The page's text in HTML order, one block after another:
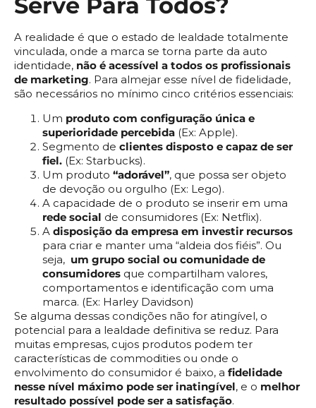
Serve Para Todos?
A realidade é que o estado de lealdade totalmente
vinculada, onde a marca se torna parte da auto
identidade, não é acessível a todos os profissionais
de marketing. Para almejar esse nível de fidelidade,
são necessários no mínimo cinco critérios essenciais:
Um produto com configuração única e
superioridade percebida (Ex: Apple).
Segmento de clientes disposto e capaz de ser
fiel. (Ex: Starbucks).
Um produto “adorável”, que possa ser objeto
de devoção ou orgulho (Ex: Lego).
A capacidade de o produto se inserir em uma
rede social de consumidores (Ex: Netflix).
A disposição da empresa em investir recursos
para criar e manter uma “aldeia dos fiéis”. Ou
seja, um grupo social ou comunidade de
consumidores que compartilham valores,
comportamentos e identificação com uma
marca. (Ex: Harley Davidson)
Se alguma dessas condições não for atingível, o
potencial para a lealdade definitiva se reduz. Para
muitas empresas, cujos produtos podem ter
características de commodities ou onde o
envolvimento do consumidor é baixo, a fidelidade
nesse nível máximo pode ser inatingível, e o melhor
resultado possível pode ser a satisfação.